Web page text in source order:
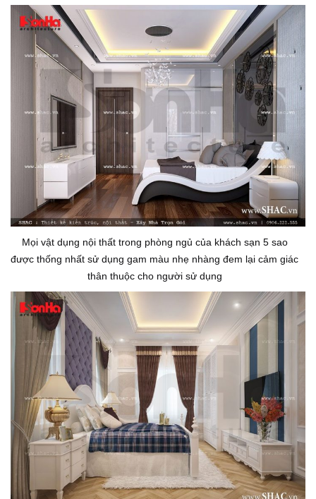
Mọi vật dụng nội thất trong phòng ngủ của khách sạn 5 sao
được thống nhất sử dụng gam màu nhẹ nhàng đem lại cảm giác
thân thuộc cho người sử dụng